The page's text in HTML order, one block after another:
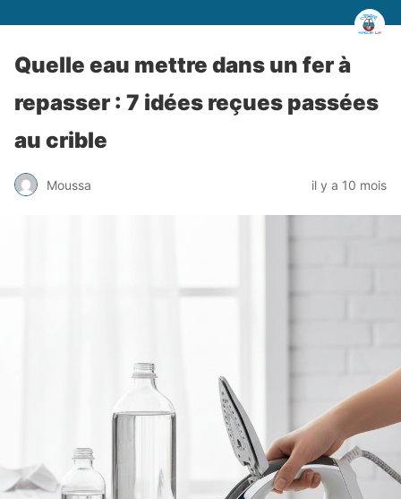
Quelle eau mettre dans un fer à
repasser : 7 idées reçues passées
au crible
Moussa il y a 10 mois